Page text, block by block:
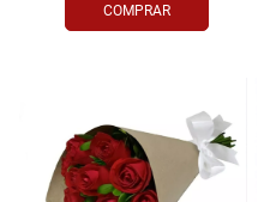
COMPRAR